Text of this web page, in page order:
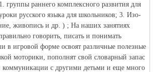
группы раннего комплексного развития для
русского языка для школьников; 3. Изо-
живопись и др. ) ; На наших занятиях
говорить, писать и понимать
в игровой форме освоят различные полезные
моторики, пополнят свой словарный запас
коммуникации с другими детьми и еще много